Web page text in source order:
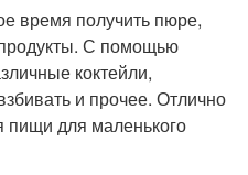
время получить пюре,
С помощью
коктейли,
и прочее. Отлично
пищи для маленького